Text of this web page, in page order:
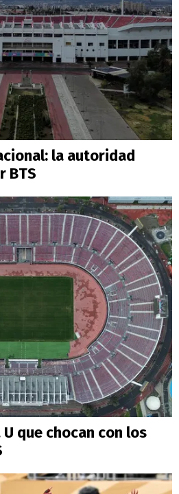
la autoridad
BTS
que chocan con los